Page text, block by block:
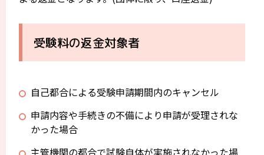
お問い合わせ
韓国留学総合コンサルティングサービス
資料ダウンロード
申請内容変更
受験料返金申請
試験会場開設・運営
受験料の返金対象者
自己都合による受験申請期間内のキャンセル
申請内容や手続きの不備により申請が受理されな
かった場合
主管機関の都合で試験自体が実施されなかった場